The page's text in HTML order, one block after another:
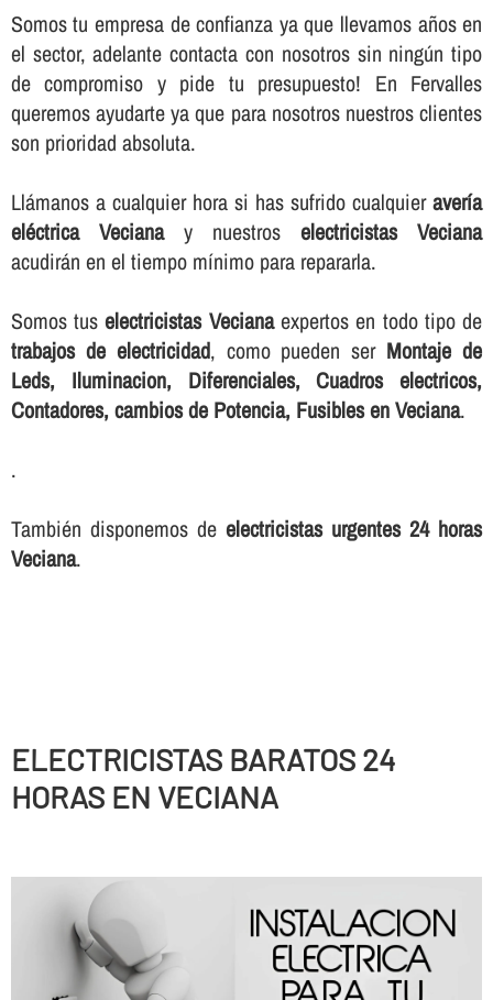
Somos tu empresa de confianza ya que llevamos años en
el sector, adelante contacta con nosotros sin ningún tipo
de compromiso y pide tu presupuesto! En Fervalles
queremos ayudarte ya que para nosotros nuestros clientes
son prioridad absoluta.
Llámanos a cualquier hora si has sufrido cualquieraverí­a
eléctrica Vecianay nuestroselectricistas Veciana
acudirán en el tiempo mí­nimo para repararla.
Somos tuselectricistas Vecianaexpertos en todo tipo de
trabajos de electricidad, como pueden ser Montaje de
Leds, Iluminacion, Diferenciales, Cuadros electricos,
Contadores, cambios de Potencia, Fusibles en Veciana.
.
También disponemos de electricistas urgentes 24 horas
Veciana.
ELECTRICISTAS BARATOS 24
HORAS EN VECIANA